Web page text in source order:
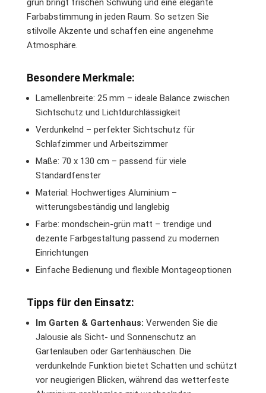
grün bringt frischen Schwung und eine elegante
Farbabstimmung in jeden Raum. So setzen Sie
stilvolle Akzente und schaffen eine angenehme
Atmosphäre.
Besondere Merkmale:
Lamellenbreite: 25 mm – ideale Balance zwischen
Sichtschutz und Lichtdurchlässigkeit
Verdunkelnd – perfekter Sichtschutz für
Schlafzimmer und Arbeitszimmer
Maße: 70 x 130 cm – passend für viele
Standardfenster
Material: Hochwertiges Aluminium –
witterungsbeständig und langlebig
Farbe: mondschein-grün matt – trendige und
dezente Farbgestaltung passend zu modernen
Einrichtungen
Einfache Bedienung und flexible Montageoptionen
Tipps für den Einsatz:
Im Garten & Gartenhaus: Verwenden Sie die
Jalousie als Sicht- und Sonnenschutz an
Gartenlauben oder Gartenhäuschen. Die
verdunkelnde Funktion bietet Schatten und schützt
vor neugierigen Blicken, während das wetterfeste